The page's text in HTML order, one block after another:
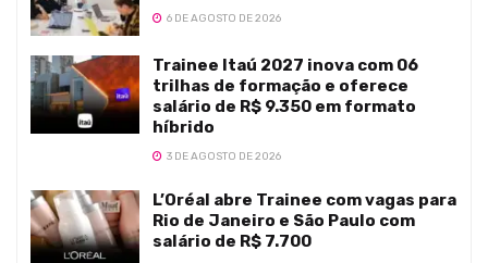
6 DE AGOSTO DE 2026
Trainee Itaú 2027 inova com 06
trilhas de formação e oferece
salário de R$ 9.350 em formato
híbrido
3 DE AGOSTO DE 2026
L’Oréal abre Trainee com vagas para
Rio de Janeiro e São Paulo com
salário de R$ 7.700